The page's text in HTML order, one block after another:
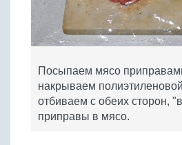
Посыпаем мясо
накрываем
отбиваем с обеих сторон,
приправы в мясо.